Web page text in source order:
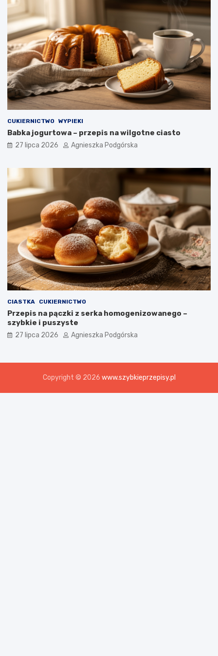
CUKIERNICTWO WYPIEKI
Babka jogurtowa – przepis na wilgotne ciasto
27 lipca 2026 Agnieszka Podgórska
CIASTKA CUKIERNICTWO
Przepis na pączki z serka homogenizowanego –
szybkie i puszyste
27 lipca 2026 Agnieszka Podgórska
Copyright © 2026 www.szybkieprzepisy.pl